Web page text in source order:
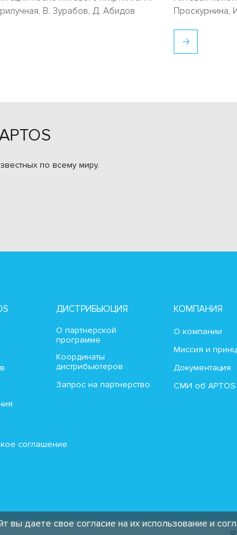
В. Зурабов, Д. Абидов
Проскурнина,
по всему миру.
ДИСТРИБЬЮЦИЯ
О партнерской
программе
Координаты
дистрибьютеров
Запрос на партнерство
КОМПАНИЯ
О компании
Миссия и
Документация
СМИ об APTOS
соглашение
вы даете свое согласие на их использование и